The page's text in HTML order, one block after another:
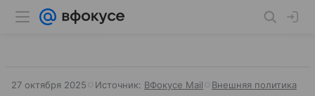
27 октября 2025 Источник: ВФокусе Mail Внешняя политика